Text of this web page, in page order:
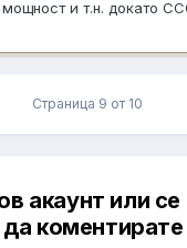
и т.н. докато
Страница 9 от 10
акаунт или
да коментирате